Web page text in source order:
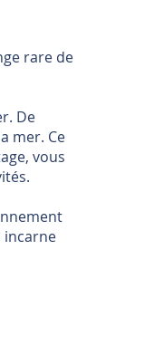
rare de
De
mer. Ce
vous
incarne